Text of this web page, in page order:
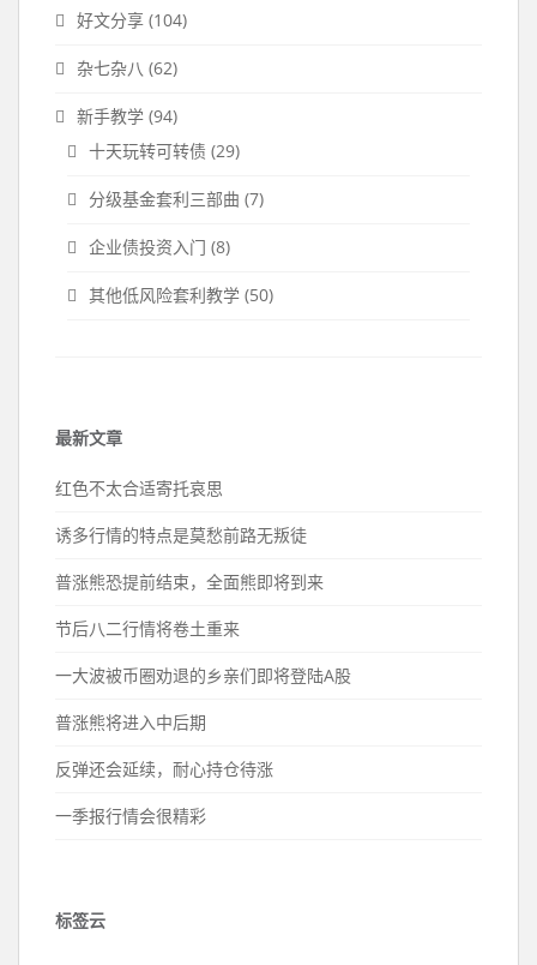
好文分享 (104)
杂七杂八 (62)
新手教学 (94)
十天玩转可转债 (29)
分级基金套利三部曲 (7)
企业债投资入门 (8)
其他低风险套利教学 (50)
最新文章
红色不太合适寄托哀思
诱多行情的特点是莫愁前路无叛徒
普涨熊恐提前结束，全面熊即将到来
节后八二行情将卷土重来
一大波被币圈劝退的乡亲们即将登陆A股
普涨熊将进入中后期
反弹还会延续，耐心持仓待涨
一季报行情会很精彩
标签云